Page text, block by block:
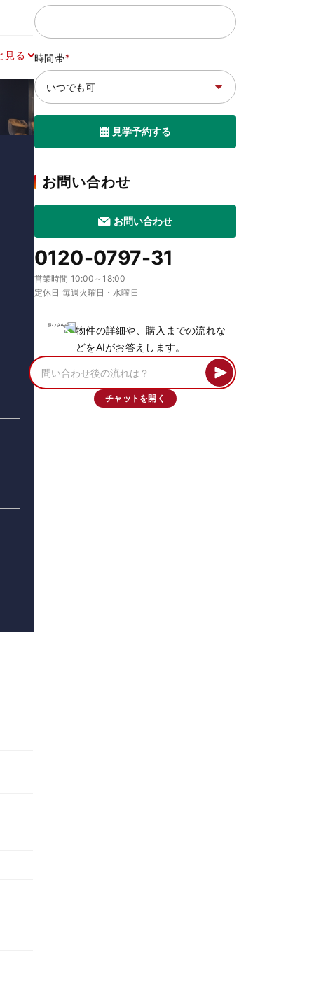
見る 時間帯*
見学予約する
お問い合わせ
お問い合わせ
0120-0797-31
営業時間 10:00～18:00
定休日 毎週火曜日・水曜日
物件の詳細や、購入までの流れな
どをAIがお答えします。
チャットを開く